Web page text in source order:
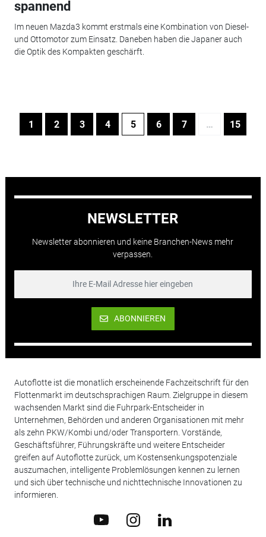
spannend
Im neuen Mazda3 kommt erstmals eine Kombination von Diesel-
und Ottomotor zum Einsatz. Daneben haben die Japaner auch
die Optik des Kompakten geschärft.
1 2 3 4 5 6 7 … 15
NEWSLETTER
Newsletter abonnieren und keine Branchen-News mehr
verpassen.
ABONNIEREN
Autoflotte ist die monatlich erscheinende Fachzeitschrift für den
Flottenmarkt im deutschsprachigen Raum. Zielgruppe in diesem
wachsenden Markt sind die Fuhrpark-Entscheider in
Unternehmen, Behörden und anderen Organisationen mit mehr
als zehn PKW/Kombi und/oder Transportern. Vorstände,
Geschäftsführer, Führungskräfte und weitere Entscheider
greifen auf Autoflotte zurück, um Kostensenkungspotenziale
auszumachen, intelligente Problemlösungen kennen zu lernen
und sich über technische und nichttechnische Innovationen zu
informieren.